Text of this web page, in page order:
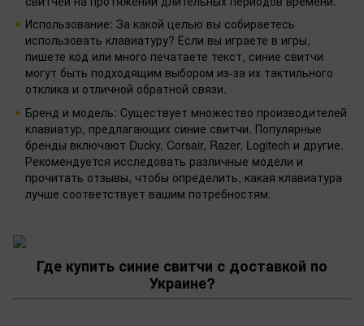
Использование: За какой целью вы собираетесь
использовать клавиатуру? Если вы играете в игры,
пишете код или много печатаете текст, синие свитчи
могут быть подходящим выбором из-за их тактильного
отклика и отличной обратной связи.
Бренд и модель: Существует множество производителей
клавиатур, предлагающих синие свитчи. Популярные
бренды включают Ducky, Corsair, Razer, Logitech и другие.
Рекомендуется исследовать различные модели и
прочитать отзывы, чтобы определить, какая клавиатура
лучше соответствует вашим потребностям.
Где купить синие свитчи с доставкой по
Украине?